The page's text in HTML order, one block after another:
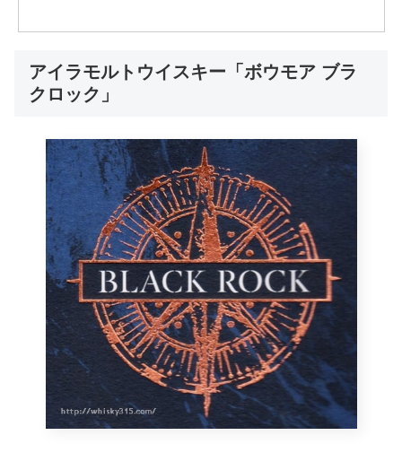
アイラモルトウイスキー「ボウモア ブラ
クロック」